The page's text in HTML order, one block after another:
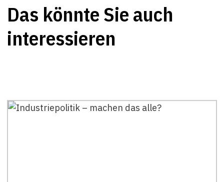
Das könnte Sie auch
interessieren